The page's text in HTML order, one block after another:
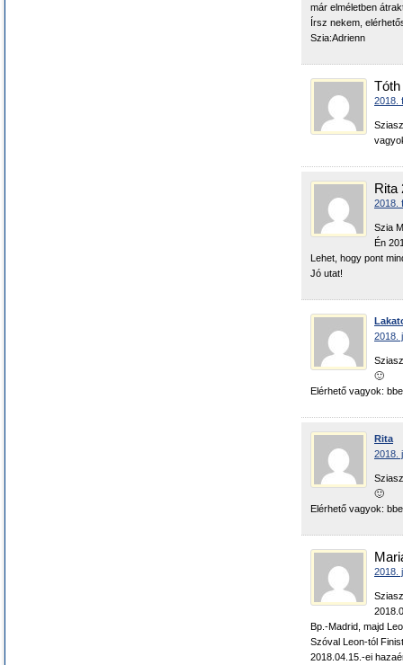
már elméletben
Írsz nekem,
Szia:Adrienn
2018.
Rita
2018.
Szia
Én
Lehet, hogy pont
Jó utat!
2018.
🙂
Elérhető vagyok:
Rita
2018.
🙂
Elérhető vagyok:
2018.
Bp.-Madrid, majd
Szóval Leon-tól
2018.04.15.-ei